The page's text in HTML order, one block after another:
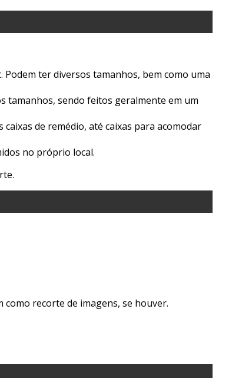
ter diversos tamanhos, bem como uma
tamanhos, sendo feitos geralmente em um
de remédio, até caixas para acomodar
no próprio local.
recorte de imagens, se houver.